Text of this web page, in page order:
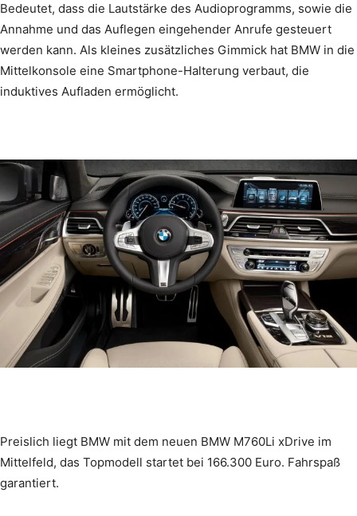
Bedeutet, dass die Lautstärke des Audioprogramms, sowie die
Annahme und das Auflegen eingehender Anrufe gesteuert
werden kann. Als kleines zusätzliches Gimmick hat BMW in die
Mittelkonsole eine Smartphone-Halterung verbaut, die
induktives Aufladen ermöglicht.
Preislich liegt BMW mit dem neuen BMW M760Li xDrive im
Mittelfeld, das Topmodell startet bei 166.300 Euro. Fahrspaß
garantiert.